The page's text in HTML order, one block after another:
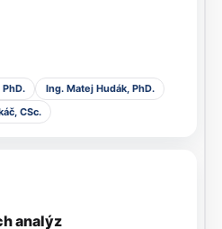
Ing. Matej Hudák, PhD.
CSc.
analýz